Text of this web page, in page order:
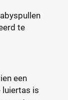
te
een
luiertas is